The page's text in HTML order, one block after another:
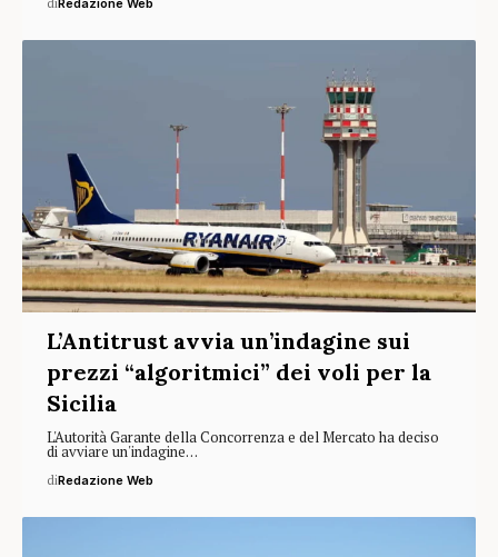
diRedazione Web
L’Antitrust avvia un’indagine sui
prezzi “algoritmici” dei voli per la
Sicilia
L'Autorità Garante della Concorrenza e del Mercato ha deciso
di avviare un'indagine…
diRedazione Web